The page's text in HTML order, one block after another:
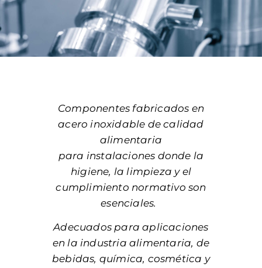
Componentes fabricados en
acero inoxidable de calidad
alimentaria
para instalaciones donde la
higiene, la limpieza y el
cumplimiento normativo son
esenciales.
Adecuados para aplicaciones
en la industria alimentaria, de
bebidas, química, cosmética y